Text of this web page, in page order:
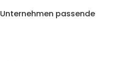
passende